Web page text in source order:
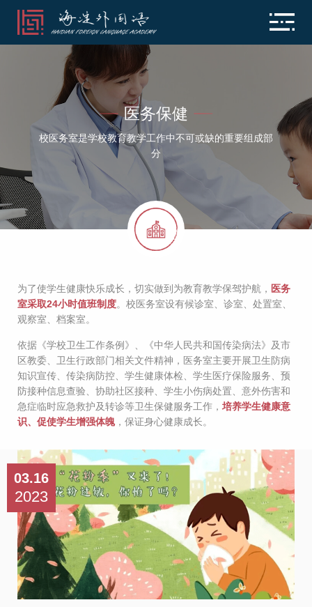
医务保健
校医务室是学校教育教学工作中不可或缺的重要组成部
分
为了使学生健康快乐成长，切实做到为教育教学保驾护航， 医务
室采取24小时值班制度。校医务室设有候诊室、诊室、处置室、
观察室、档案室。
依据《学校卫生工作条例》、《中华人民共和国传染病法》及市
区教委、卫生行政部门相关文件精神，医务室主要开展卫生防病
知识宣传、传染病防控、学生健康体检、学生医疗保险服务、预
防接种信息查验、协助社区接种、学生小伤病处置、意外伤害和
急症临时应急救护及转诊等卫生保健服务工作， 培养学生健康意
识、促使学生增强体魄，保证身心健康成长。
03.16
2023